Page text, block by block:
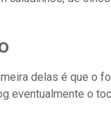
delas é que o
eventualmente o